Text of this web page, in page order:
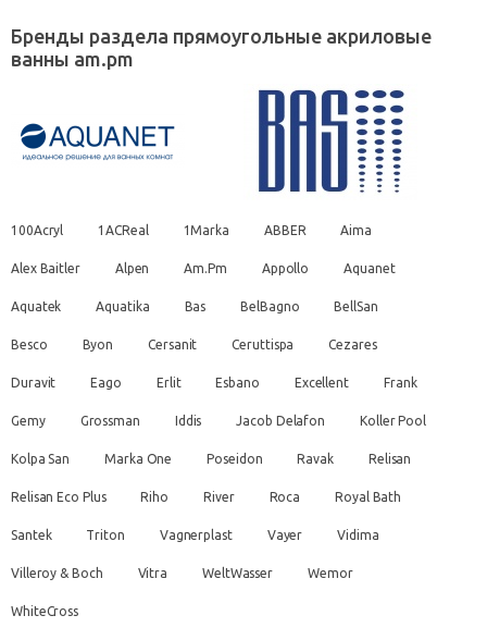
Бренды раздела прямоугольные акриловые
ванны am.pm
100Acryl 1ACReal 1Marka ABBER Aima
Alex Baitler Alpen Am.Pm Appollo Aquanet
Aquatek Aquatika Bas BelBagno BellSan
Besco Byon Cersanit Ceruttispa Cezares
Duravit Eago Erlit Esbano Excellent Frank
Gemy Grossman Iddis Jacob Delafon Koller Pool
Kolpa San Marka One Poseidon Ravak Relisan
Relisan Eco Plus Riho River Roca Royal Bath
Santek Triton Vagnerplast Vayer Vidima
Villeroy & Boch Vitra WeltWasser Wemor
WhiteCross